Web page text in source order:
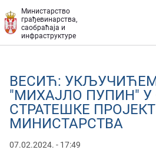
Министарство
грађевинарства,
саобраћаја и
инфраструктуре
ВЕСИЋ:
"МИХАЈЛО ПУПИН" У
СТРАТЕШКЕ
МИНИСТАРСТВА
07.02.2024. - 17:49